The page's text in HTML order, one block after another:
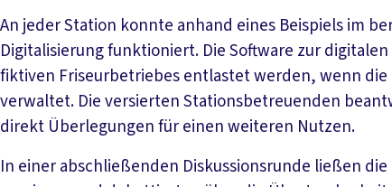
An jeder Station konnte anhand eines Beispiels im
Digitalisierung funktioniert. Die Software zur
fiktiven Friseurbetriebes entlastet werden, wenn
verwaltet. Die versierten Stationsbetreuenden
direkt Überlegungen für einen weiteren Nutzen.
In einer abschließenden Diskussionsrunde ließen